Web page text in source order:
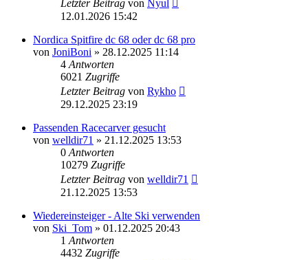
Letzter Beitrag von Nyul
12.01.2026 15:42
Nordica Spitfire dc 68 oder dc 68 pro
von JoniBoni » 28.12.2025 11:14
4 Antworten
6021 Zugriffe
Letzter Beitrag von Rykho
29.12.2025 23:19
Passenden Racecarver gesucht
von welldir71 » 21.12.2025 13:53
0 Antworten
10279 Zugriffe
Letzter Beitrag von welldir71
21.12.2025 13:53
Wiedereinsteiger - Alte Ski verwenden
von Ski_Tom » 01.12.2025 20:43
1 Antworten
4432 Zugriffe